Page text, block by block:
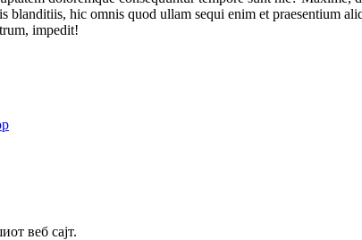
blanditiis, hic omnis quod ullam sequi enim et praesentium
impedit!
веб сајт.